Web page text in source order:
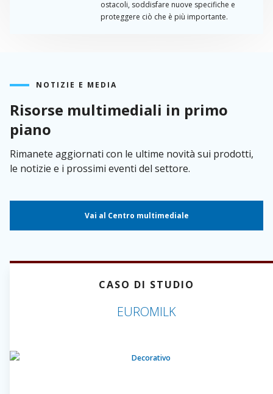
ostacoli, soddisfare nuove specifiche e
proteggere ciò che è più importante.
NOTIZIE E MEDIA
Risorse multimediali in primo
piano
Rimanete aggiornati con le ultime novità sui prodotti,
le notizie e i prossimi eventi del settore.
Vai al Centro multimediale
CASO DI STUDIO
EUROMILK